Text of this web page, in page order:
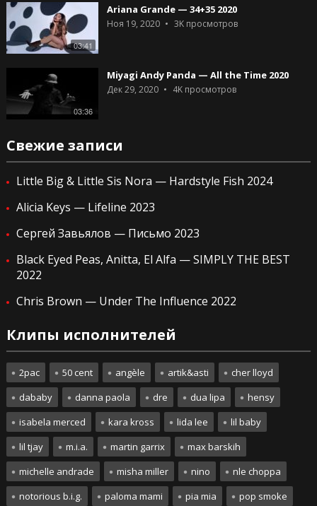
03:41
Ariana Grande — 34+35 2020
Ноя 19, 2020 3Kпросмотров
03:36
Miyagi Andy Panda — All the Time 2020
Дек 29, 2020 4Kпросмотров
Свежие записи
Little Big & Little Sis Nora — Hardstyle Fish 2024
Alicia Keys — Lifeline 2023
Сергей Завьялов — Письмо 2023
Black Eyed Peas, Anitta, El Alfa — SIMPLY THE BEST
2022
Chris Brown — Under The Influence 2022
Клипы исполнителей
2pac 50 cent angèle artik&asti
cher lloyd
dababy
danna paola dre dua lipa
hensy
isabela merced
kara kross lida lee
lil baby
lil tjay
m.i.a. martin garrix
max barskih
michelle andrade
misha miller nino
nle choppa
notorious b.i.g.
paloma mami pia mia pop smoke